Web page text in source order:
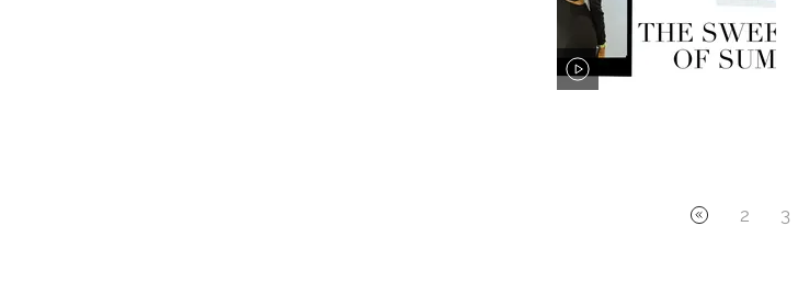
2 3